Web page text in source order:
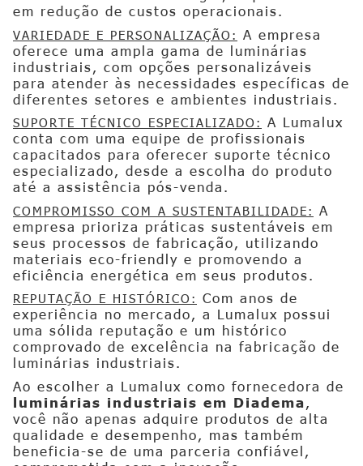
em redução de custos operacionais.
VARIEDADE E PERSONALIZAÇÃO: A empresa
oferece uma ampla gama de luminárias
industriais, com opções personalizáveis
para atender às necessidades específicas de
diferentes setores e ambientes industriais.
SUPORTE TÉCNICO ESPECIALIZADO: A Lumalux
conta com uma equipe de profissionais
capacitados para oferecer suporte técnico
especializado, desde a escolha do produto
até a assistência pós-venda.
COMPROMISSO COM A SUSTENTABILIDADE: A
empresa prioriza práticas sustentáveis em
seus processos de fabricação, utilizando
materiais eco-friendly e promovendo a
eficiência energética em seus produtos.
REPUTAÇÃO E HISTÓRICO: Com anos de
experiência no mercado, a Lumalux possui
uma sólida reputação e um histórico
comprovado de excelência na fabricação de
luminárias industriais.
Ao escolher a Lumalux como fornecedora de
luminárias industriais em Diadema,
você não apenas adquire produtos de alta
qualidade e desempenho, mas também
beneficia-se de uma parceria confiável,